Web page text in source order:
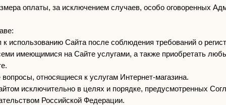
оплаты, за исключением случаев, особо оговоренных
использованию Сайта после соблюдения требований о
имеющимися на Сайте услугами, а также приобретать
относящиеся к услугам Интернет-магазина.
исключительно в целях и порядке, предусмотренных
Российской Федерации.